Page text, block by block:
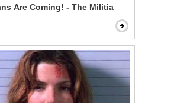
The Russians Are Coming! - The Militia